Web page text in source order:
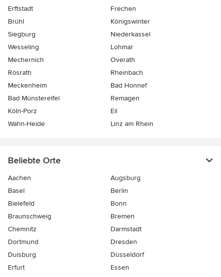
Erftstadt
Frechen
Brühl
Königswinter
Siegburg
Niederkassel
Wesseling
Lohmar
Mechernich
Overath
Rösrath
Rheinbach
Meckenheim
Bad Honnef
Bad Münstereifel
Remagen
Köln-Porz
Eil
Wahn-Heide
Linz am Rhein
Beliebte Orte
Aachen
Augsburg
Basel
Berlin
Bielefeld
Bonn
Braunschweig
Bremen
Chemnitz
Darmstadt
Dortmund
Dresden
Duisburg
Düsseldorf
Erfurt
Essen